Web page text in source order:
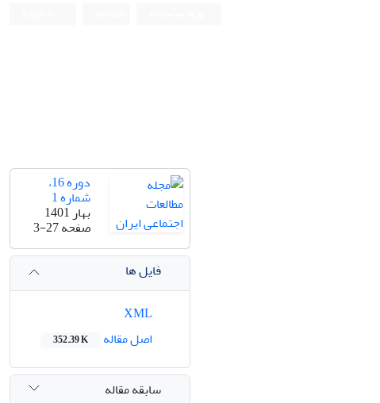
دوره 16،
شماره 1
بهار 1401
صفحه3-27
فایل ها
اصل مقاله
352.39 K
سابقه مقاله